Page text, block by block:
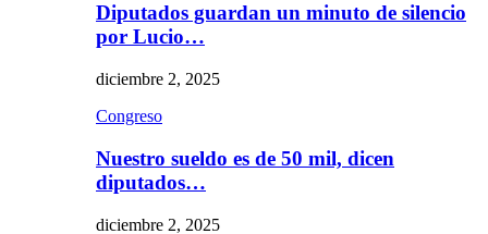
Diputados guardan un minuto de silencio
por Lucio…
diciembre 2, 2025
Congreso
Nuestro sueldo es de 50 mil, dicen
diputados…
diciembre 2, 2025